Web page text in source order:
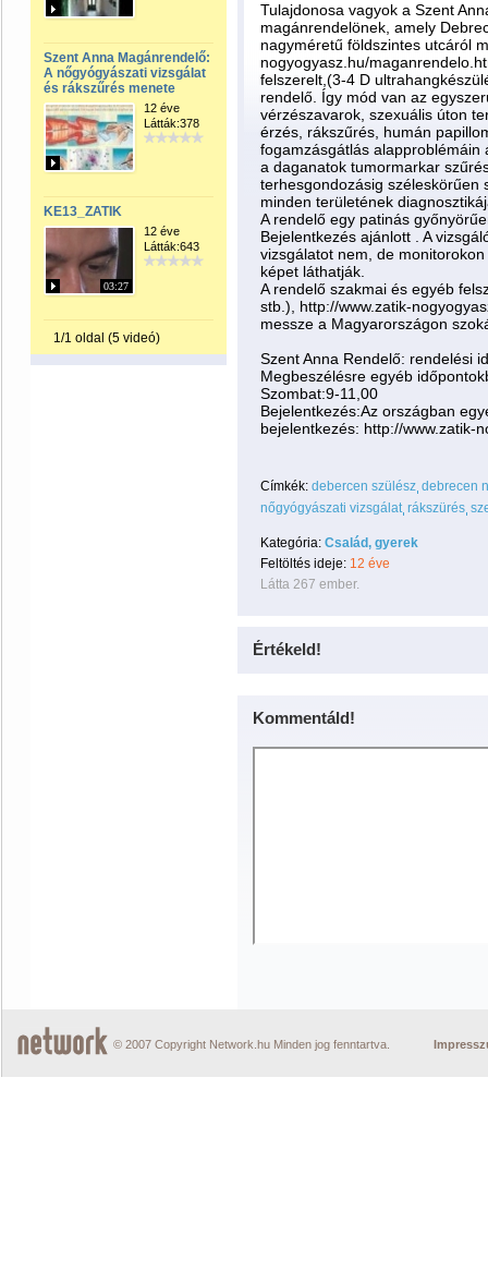
Szent Anna Magánrendelő:
A nőgyógyászati vizsgálat
és rákszűrés menete
12 éve
Látták:378
KE13_ZATIK
03:27
12 éve
Látták:643
1/1 oldal (5 videó)
Tulajdonosa vagyok a Szent
magánrendelönek, amely
nagyméretű földszintes utcáról
nogyogyasz.hu/
felszerelt,(3-4 D
rendelő. Így mód van az
vérzészavarok, szexuális úton
érzés, rákszűrés, humán
fogamzásgátlás
a daganatok tumormarkar
terhesgondozásig széleskörűen
minden területének
A rendelő egy patinás
Bejelentkezés ajánlott . A
vizsgálatot nem, de
képet láthatják.
A rendelő szakmai és egyéb
stb.), http://www.zatik-
messze a Magyarországon
Szent Anna Rendelő: rendelési
Megbeszélésre egyéb
Szombat:9-11,00
Bejelentkezés:Az országban
bejelentkezés: http://www.zatik-
Címkék: debercen szülész debrecen
nőgyógyászati vizsgálat rákszürés
Kategória: Család, gyerek
Feltöltés ideje: 12 éve
Látta 267 ember.
Értékeld!
Kommentáld!
© 2007 Copyright Network.hu Minden jog fenntartva.